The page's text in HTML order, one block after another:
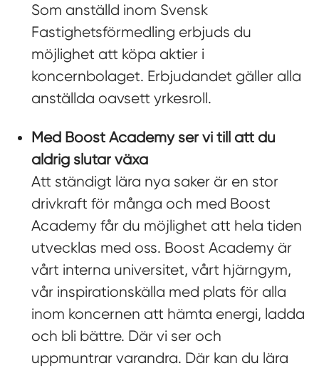
Som anställd inom Svensk
Fastighetsförmedling erbjuds du
möjlighet att köpa aktier i
koncernbolaget. Erbjudandet gäller alla
anställda oavsett yrkesroll.
Med Boost Academy ser vi till att du
aldrig slutar växa
Att ständigt lära nya saker är en stor
drivkraft för många och med Boost
Academy får du möjlighet att hela tiden
utvecklas med oss. Boost Academy är
vårt interna universitet, vårt hjärngym,
vår inspirationskälla med plats för alla
inom koncernen att hämta energi, ladda
och bli bättre. Där vi ser och
uppmuntrar varandra. Där kan du lära